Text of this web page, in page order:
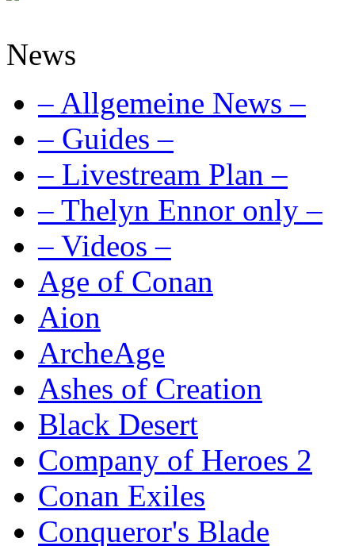
News
– Allgemeine News –
– Guides –
– Livestream Plan –
– Thelyn Ennor only –
– Videos –
Age of Conan
Aion
ArcheAge
Ashes of Creation
Black Desert
Company of Heroes 2
Conan Exiles
Conqueror's Blade